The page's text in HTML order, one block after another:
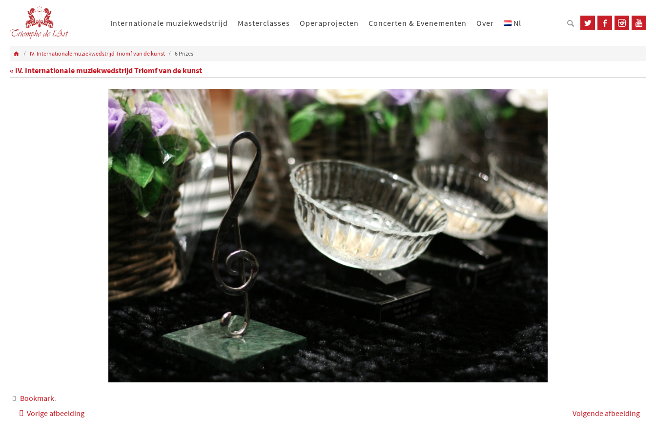
Internationale muziekwedstrijd Masterclasses Operaprojecten Concerten & Evenementen Over Nl
IV. Internationale muziekwedstrijd Triomf van de kunst 6 Prizes
« IV. Internationale muziekwedstrijd Triomf van de kunst
Bookmark.
Vorige afbeelding
Volgende afbeelding